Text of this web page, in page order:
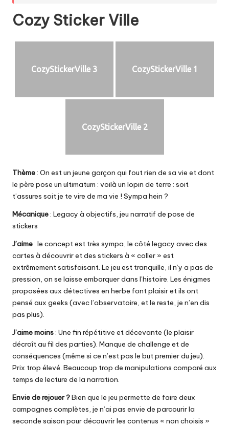
Cozy Sticker Ville
CozyStickerVille 3 CozyStickerVille 1
CozyStickerVille 2
Thème: On est un jeune garçon qui fout rien de sa vie et dont
le père pose un ultimatum : voilà un lopin de terre : soit
t’assures soit je te vire de ma vie ! Sympa hein ?
Mécanique: Legacy à objectifs, jeu narratif de pose de
stickers
J’aime: le concept est très sympa, le côté legacy avec des
cartes à découvrir et des stickers à « coller » est
extrêmement satisfaisant. Le jeu est tranquille, il n’y a pas de
pression, on se laisse embarquer dans l’histoire. Les énigmes
proposées aux détectives en herbe font plaisir et ils ont
pensé aux geeks (avec l’observatoire, et le reste, je n’en dis
pas plus).
J’aime moins: Une fin répétitive et décevante (le plaisir
décroît au fil des parties). Manque de challenge et de
conséquences (même si ce n’est pas le but premier du jeu).
Prix trop élevé. Beaucoup trop de manipulations comparé aux
temps de lecture de la narration.
Envie de rejouer ?Bien que le jeu permette de faire deux
campagnes complètes, je n’ai pas envie de parcourir la
seconde saison pour découvrir les contenus « non choisis »